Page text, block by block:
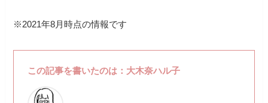
※2021年8月時点の情報です
この記事を書いたのは：大木奈ハル子